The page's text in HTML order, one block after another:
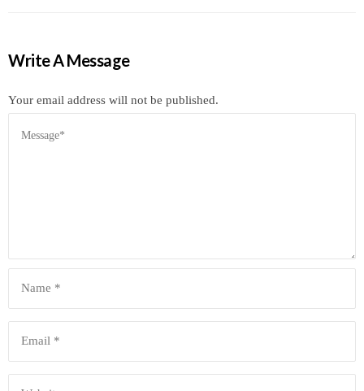
Write A Message
Your email address will not be published.